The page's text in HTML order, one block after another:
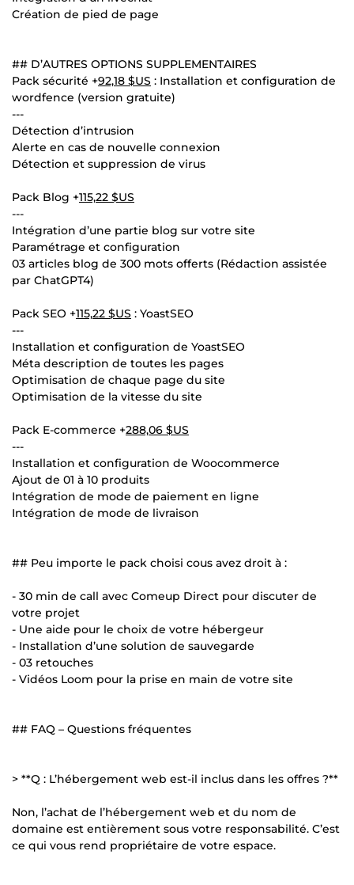
Création de pied de page
## D’AUTRES OPTIONS SUPPLEMENTAIRES
Pack sécurité +92,18 $US : Installation et configuration de
wordfence (version gratuite)
---
Détection d’intrusion
Alerte en cas de nouvelle connexion
Détection et suppression de virus
Pack Blog +115,22 $US
---
Intégration d’une partie blog sur votre site
Paramétrage et configuration
03 articles blog de 300 mots offerts (Rédaction assistée
par ChatGPT4)
Pack SEO +115,22 $US : YoastSEO
---
Installation et configuration de YoastSEO
Méta description de toutes les pages
Optimisation de chaque page du site
Optimisation de la vitesse du site
Pack E-commerce +288,06 $US
---
Installation et configuration de Woocommerce
Ajout de 01 à 10 produits
Intégration de mode de paiement en ligne
Intégration de mode de livraison
## Peu importe le pack choisi cous avez droit à :
- 30 min de call avec Comeup Direct pour discuter de
votre projet
- Une aide pour le choix de votre hébergeur
- Installation d’une solution de sauvegarde
- 03 retouches
- Vidéos Loom pour la prise en main de votre site
## FAQ – Questions fréquentes
> **Q : L’hébergement web est-il inclus dans les offres ?**
Non, l’achat de l’hébergement web et du nom de
domaine est entièrement sous votre responsabilité. C’est
ce qui vous rend propriétaire de votre espace.